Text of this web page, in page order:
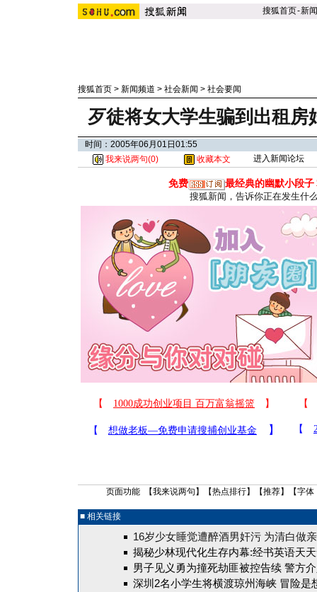
搜狐首页-新闻
搜狐首页 > 新闻频道 > 社会新闻 > 社会要闻
歹徒将女大学生骗到出租房
时间：2005年06月01日01:55
我来说两句(0) 收藏本文 进入新闻论坛
免费 最经典的幽默小段子
搜狐新闻，告诉你正在发生什
页面功能 【我来说两句 】【热点排行】【推荐】【字体
■ 相关链接
16岁少女睡觉遭醉酒男奸污 为清白做
揭秘少林现代化生存内幕:经书英语天
男子见义勇为撞死劫匪被控告续 警方
深圳2名小学生将横渡琼州海峡 冒险是